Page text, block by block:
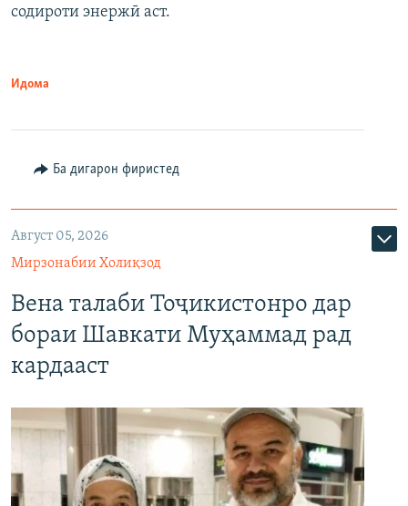
содироти энержӣ аст.
Идома
Ба дигарон фиристед
Август 05, 2026
Мирзонабии Холиқзод
Вена талаби Тоҷикистонро дар
бораи Шавкати Муҳаммад рад
кардааст